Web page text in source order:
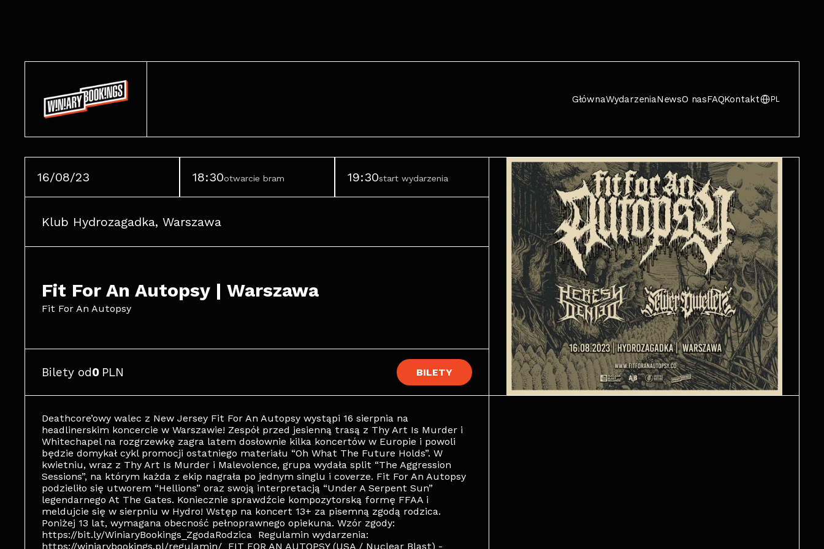
GłównaWydarzeniaNewsO nasFAQKontakt PL
16/08/23 18:30otwarcie bram 19:30start wydarzenia
Klub Hydrozagadka, Warszawa
Fit For An Autopsy | Warszawa
Fit For An Autopsy
Bilety od0 PLN BILETY
Deathcore’owy walec z New Jersey Fit For An Autopsy wystąpi 16 sierpnia na
headlinerskim koncercie w Warszawie! Zespół przed jesienną trasą z Thy Art Is Murder i
Whitechapel na rozgrzewkę zagra latem dosłownie kilka koncertów w Europie i powoli
będzie domykał cykl promocji ostatniego materiału “Oh What The Future Holds”. W
kwietniu, wraz z Thy Art Is Murder i Malevolence, grupa wydała split “The Aggression
Sessions”, na którym każda z ekip nagrała po jednym singlu i coverze. Fit For An Autopsy
podzieliło się utworem “Hellions” oraz swoją interpretacją “Under A Serpent Sun”
legendarnego At The Gates. Koniecznie sprawdźcie kompozytorską formę FFAA i
meldujcie się w sierpniu w Hydro! Wstęp na koncert 13+ za pisemną zgodą rodzica.
Poniżej 13 lat, wymagana obecność pełnoprawnego opiekuna. Wzór zgody:
https://bit.ly/WiniaryBookings_ZgodaRodzica Regulamin wydarzenia:
https://winiarybookings.pl/regulamin/ FIT FOR AN AUTOPSY (USA / Nuclear Blast) -